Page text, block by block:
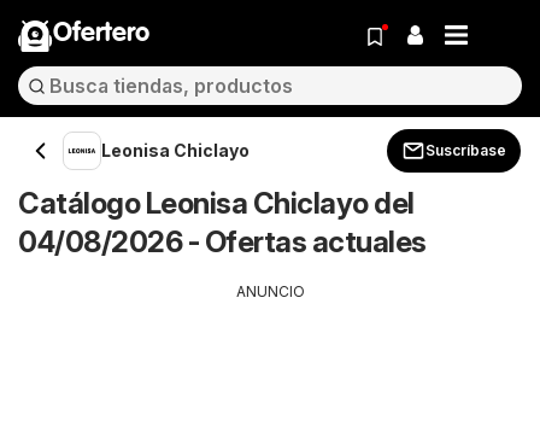
Ofertero
Leonisa Chiclayo Suscríbase
Catálogo Leonisa Chiclayo del
04/08/2026 - Ofertas actuales
ANUNCIO